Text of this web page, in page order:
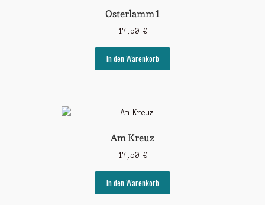
Osterlamm1
17,50 €
In den Warenkorb
Am Kreuz
17,50 €
In den Warenkorb